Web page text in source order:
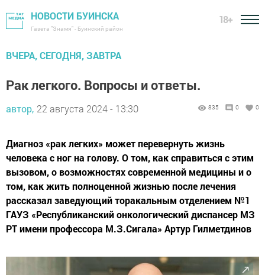
НОВОСТИ БУИНСКА
Газета "Знамя" - Буинский район
18+
ВЧЕРА, СЕГОДНЯ, ЗАВТРА
Рак легкого. Вопросы и ответы.
автор, 22 августа 2024 - 13:30 835 0 0
Диагноз «рак легких» может перевернуть жизнь
человека с ног на голову. О том, как справиться с этим
вызовом, о возможностях современной медицины и о
том, как жить полноценной жизнью после лечения
рассказал заведующий торакальным отделением №1
ГАУЗ «Республиканский онкологический диспансер МЗ
РТ имени профессора М.З.Сигала» Артур Гилметдинов